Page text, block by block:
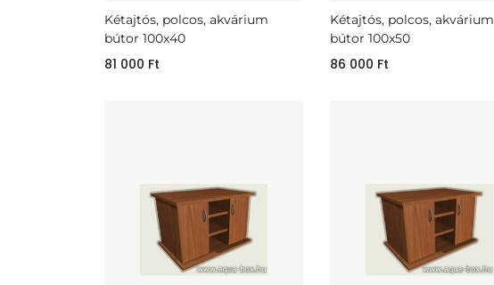
Kétajtós, polcos, akvárium
bútor 100x40
81 000 Ft
Kétajtós, polcos, akvárium
bútor 100x50
86 000 Ft